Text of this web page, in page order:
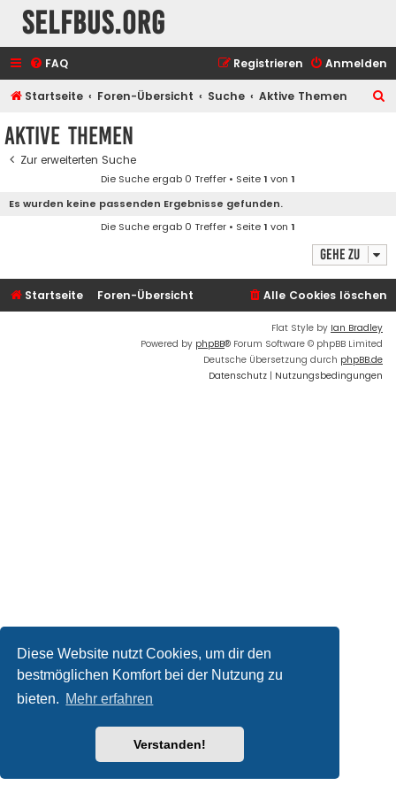
Diese Website nutzt Cookies, um dir den
bestmöglichen Komfort bei der Nutzung zu
bieten. Mehr erfahren
Verstanden!
selfbus.org
FAQ Anmelden
Registrieren
Startseite Foren-Übersicht Suche Aktive Themen
Aktive Themen
Zur erweiterten Suche
Die Suche ergab 0 Treffer • Seite1 von 1
Es wurden keine passenden Ergebnisse gefunden.
Die Suche ergab 0 Treffer • Seite1 von 1
Gehe zu
Startseite Foren-Übersicht Alle Cookies löschen
Flat Style by Ian Bradley
Powered by phpBB® Forum Software © phpBB Limited
Deutsche Übersetzung durch phpBB.de
Datenschutz | Nutzungsbedingungen